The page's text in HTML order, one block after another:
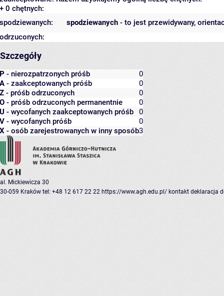
+ 0 chętnych:
spodziewanych - to jest przewidywany,
spodziewanych:
odrzuconych:
Szczegóły
P - nierozpatrzonych próśb
0
A - zaakceptowanych próśb
0
Z - próśb odrzuconych
0
O - próśb odrzuconych permanentnie
0
U - wycofanych zaakceptowanych próśb
0
V - wycofanych próśb
0
X - osób zarejestrowanych w inny sposób3
al. Mickiewicza 30
30-059 Kraków tel: +48 12 617 22 22 https://www.agh.edu.pl/ kontakt deklaracja